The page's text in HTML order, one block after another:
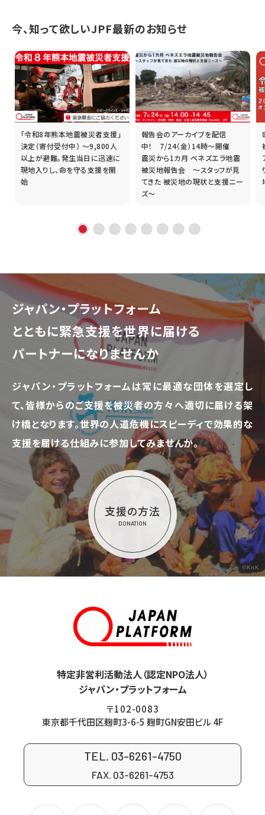
今、知って欲しいJPF最新のお知らせ
「令和8年熊本地震被災者支援」
決定（寄付受付中） ～9,800人
以上が避難。発生当日に迅速に
現地入りし、命を守る支援を開
始
報告会のアーカイブを配信
中！ 7/24（金）14時～開催
震災から1カ月 ベネズエラ地震
被災地報告会 ～スタッフが見
てきた 被災地の現状と支援ニー
ズ～
ジャパン・プラットフォーム
とともに緊急支援を世界に届ける
パートナーになりませんか
ジャパン・プラットフォームは常に最適な団体を選定し
て、皆様からのご支援を被災者の方々へ適切に届ける架
け橋となります。世界の人道危機にスピーディで効果的な
支援を届ける仕組みに参加してみませんか。
支援の方法
DONATION
©KnK
特定非営利活動法人（認定NPO法人）
ジャパン・プラットフォーム
〒102-0083
東京都千代田区麹町3-6-5 麹町GN安田ビル 4F
TEL. 03-6261-4750
FAX. 03-6261-4753